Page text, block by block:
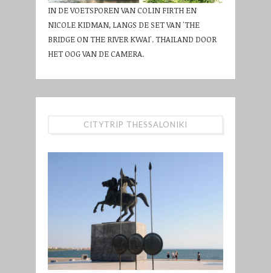
IN DE VOETSPOREN VAN COLIN FIRTH EN
NICOLE KIDMAN, LANGS DE SET VAN 'THE
BRIDGE ON THE RIVER KWAI'. THAILAND DOOR
HET OOG VAN DE CAMERA.
CITYTRIP THESSALONIKI